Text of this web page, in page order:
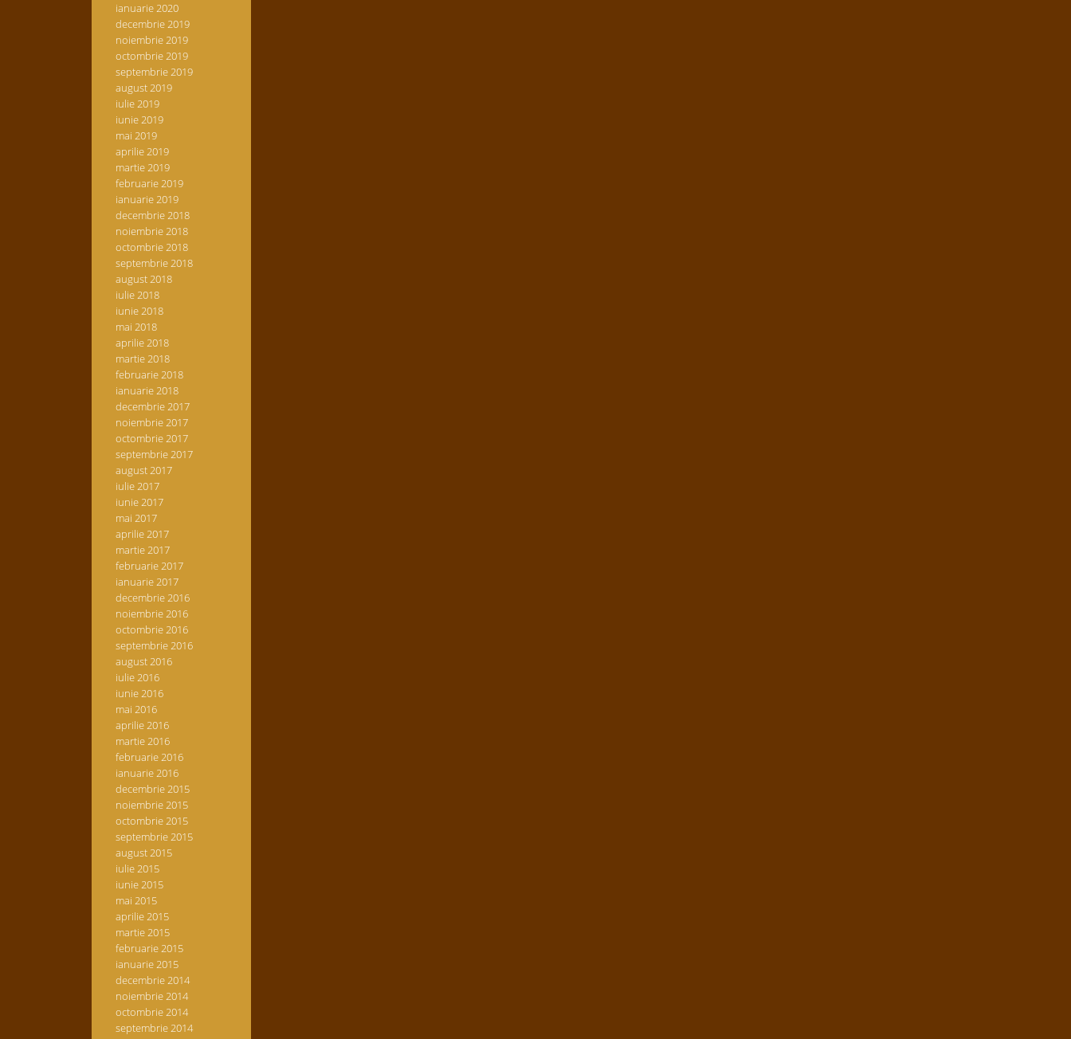
ianuarie 2020
decembrie 2019
noiembrie 2019
octombrie 2019
septembrie 2019
august 2019
iulie 2019
iunie 2019
mai 2019
aprilie 2019
martie 2019
februarie 2019
ianuarie 2019
decembrie 2018
noiembrie 2018
octombrie 2018
septembrie 2018
august 2018
iulie 2018
iunie 2018
mai 2018
aprilie 2018
martie 2018
februarie 2018
ianuarie 2018
decembrie 2017
noiembrie 2017
octombrie 2017
septembrie 2017
august 2017
iulie 2017
iunie 2017
mai 2017
aprilie 2017
martie 2017
februarie 2017
ianuarie 2017
decembrie 2016
noiembrie 2016
octombrie 2016
septembrie 2016
august 2016
iulie 2016
iunie 2016
mai 2016
aprilie 2016
martie 2016
februarie 2016
ianuarie 2016
decembrie 2015
noiembrie 2015
octombrie 2015
septembrie 2015
august 2015
iulie 2015
iunie 2015
mai 2015
aprilie 2015
martie 2015
februarie 2015
ianuarie 2015
decembrie 2014
noiembrie 2014
octombrie 2014
septembrie 2014